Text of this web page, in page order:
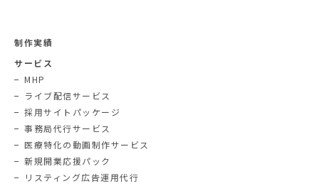
制作実績
サービス
MHP
ライブ配信サービス
採用サイトパッケージ
事務局代行サービス
医療特化の動画制作サービス
新規開業応援パック
リスティング広告運用代行